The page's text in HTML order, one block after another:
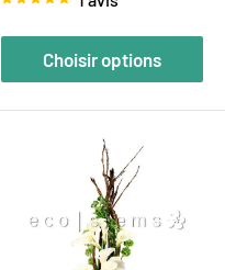
Choisir options